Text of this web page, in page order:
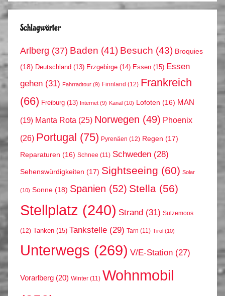
Schlagwörter
Arlberg (37) Baden (41) Besuch (43) Broquies
(18) Deutschland (13) Erzgebirge (14) Essen (15) Essen
gehen (31) Fahrradtour (9) Finnland (12) Frankreich
(66) Freiburg (13) Internet (9) Kanal (10) Lofoten (16) MAN
(19) Manta Rota (25) Norwegen (49) Phoenix
(26) Portugal (75) Pyrenäen (12) Regen (17)
Reparaturen (16) Schnee (11) Schweden (28)
Sehenswürdigkeiten (17) Sightseeing (60) Solar
(10) Sonne (18) Spanien (52) Stella (56)
Stellplatz (240) Strand (31) Sulzemoos
(12) Tanken (15) Tankstelle (29) Tarn (11) Tirol (10)
Unterwegs (269) V/E-Station (27)
Vorarlberg (20) Winter (11) Wohnmobil